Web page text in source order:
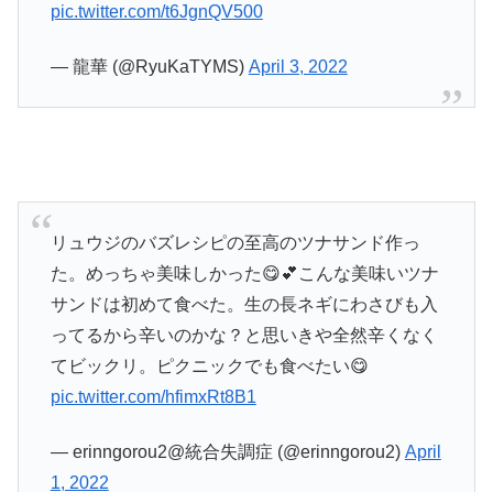
pic.twitter.com/t6JgnQV500
— 龍華 (@RyuKaTYMS) April 3, 2022
リュウジのバズレシピの至高のツナサンド作っ
た。めっちゃ美味しかった😋💕こんな美味いツナ
サンドは初めて食べた。生の長ネギにわさびも入
ってるから辛いのかな？と思いきや全然辛くなく
てビックリ。ピクニックでも食べたい😋
pic.twitter.com/hfimxRt8B1
— erinngorou2@統合失調症 (@erinngorou2) April
1, 2022